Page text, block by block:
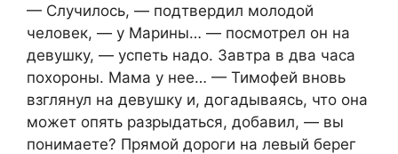
— Случилось, — подтвердил молодой
человек, — у Марины… — посмотрел он на
девушку, — успеть надо. Завтра в два часа
похороны. Мама у нее… — Тимофей вновь
взглянул на девушку и, догадываясь, что она
может опять разрыдаться, добавил, — вы
понимаете? Прямой дороги на левый берег